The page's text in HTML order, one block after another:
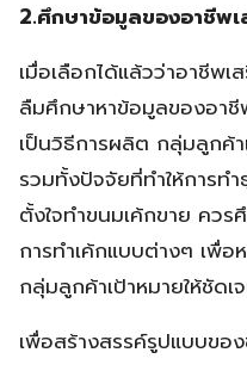
2.ศึกษาข้อมูลของอาชีพเ
เมื่อเลือกได้แล้วว่าอาชีพเ
ลืมศึกษาหาข้อมูลของอาชีพ
เป็นวิธีการผลิต กลุ่มลูกค้
รวมทั้งปัจจัยที่ทำให้การทำ
ตั้งใจทำขนมเค้กขาย ควร
การทำเค้กแบบต่างๆ เพื่
กลุ่มลูกค้าเป้าหมายให้ชัดเ
เพื่อสร้างสรรค์รูปแบบขอ